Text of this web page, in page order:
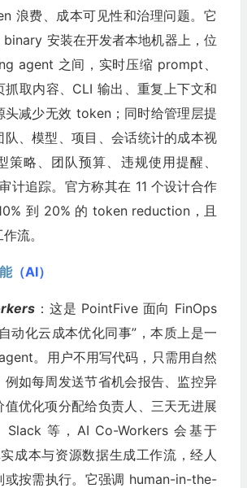
浪费、成本可见性和治理问题。它
binary 安装在开发者本地机器上，位
agent 之间，实时压缩 prompt、
抓取内容、CLI 输出、重复上下文和
头减少无效 token；同时给管理层提
队、模型、项目、会话统计的成本视
策略、团队预算、违规使用提醒、
计追踪。官方称其在 11 个设计合作
到 20% 的 token reduction，且
流。
（AI）
：这是 PointFive 面向 FinOps
动化云成本优化同事”，本质上是一
。用户不用写代码，只需用自然
例如每周发送节省机会报告、监控异
值优化项分配给负责人、三天无进展
Slack 等，AI Co-Workers 会基于
成本与资源数据生成工作流，经人
或按需执行。它强调 human-in-the-